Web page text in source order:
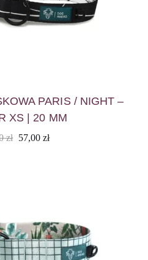
PARIS / NIGHT –
XS | 20 MM
zł 57,00 zł